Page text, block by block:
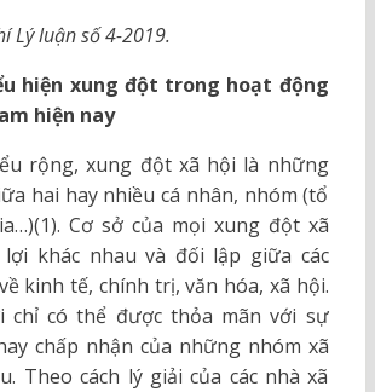
Lý luận số 4-2019.
hiện xung đột trong hoạt động
hiện nay
rộng, xung đột xã hội là những
hai hay nhiều cá nhân, nhóm (tổ
Cơ sở của mọi xung đột xã
khác nhau và đối lập giữa các
kinh tế, chính trị, văn hóa, xã hội.
chỉ có thể được thỏa mãn với sự
chấp nhận của những nhóm xã
Theo cách lý giải của các nhà xã